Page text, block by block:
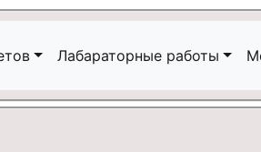
Лабараторные работы